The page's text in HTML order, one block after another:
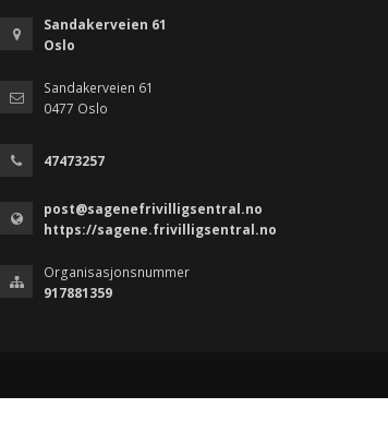
Sandakerveien 61
Oslo
Sandakerveien 61
0477 Oslo
47473257
post@sagenefrivilligsentral.no
https://sagene.frivilligsentral.no
Organisasjonsnummer
917881359